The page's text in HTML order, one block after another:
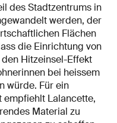
des Stadtzentrums in
werden, der
Flächen
die Einrichtung von
Hitzeinsel-Effekt
bei heissem
würde. Für ein
empfiehlt Lalancette,
Material zu